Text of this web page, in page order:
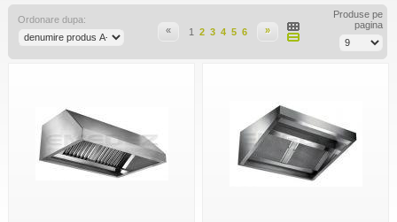
Ordonare dupa:
«
1 2 3 4 5 6 »
Produse pe
pagina